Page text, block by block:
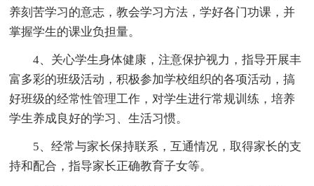
养刻苦学习的意志，教会学习方法，学好各门功课，并
掌握学生的课业负担量。
4、关心学生身体健康，注意保护视力，指导开展丰
富多彩的班级活动，积极参加学校组织的各项活动，搞
好班级的经常性管理工作，对学生进行常规训练，培养
学生养成良好的学习、生活习惯。
5、经常与家长保持联系，互通情况，取得家长的支
持和配合，指导家长正确教育子女等。